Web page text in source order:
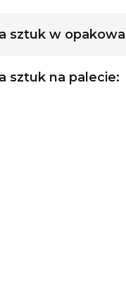
sztuk w
sztuk na palecie: